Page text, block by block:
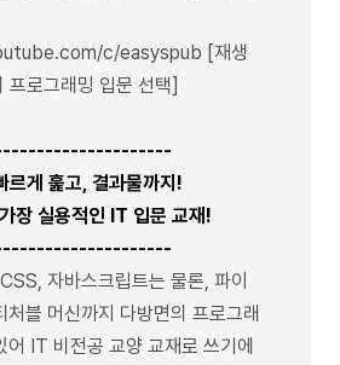
c/easyspub [재생
로그래밍 입문 선택]
르게 훑고, 결과물까지!
장 실용적인 IT 입문 교재!
자바스크립트는 물론, 파이
처블 머신까지 다방면의 프로그래
어 IT 비전공 교양 교재로 쓰기에